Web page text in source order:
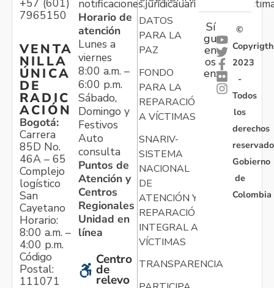
+57 (601)
7965150
VENTA
NILLA
ÚNICA
DE
RADIC
ACIÓN
Bogotá:
Carrera
85D No.
46A – 65
Complejo
logístico
San
Cayetano
Horario:
8:00 a.m. –
4:00 p.m.
Código
Postal:
111071
Horario de
atención
Lunes a
viernes
8:00 a.m. –
6:00 p.m.
Sábado,
Domingo y
Festivos
Auto
consulta
Puntos de
Atención y
Centros
Regionales
Unidad en
línea
Centro
de
relevo
DATOS
PARA LA
PAZ
FONDO
PARA LA
REPARACIÓN
A VÍCTIMAS
SNARIV-
SISTEMA
NACIONAL
DE
ATENCIÓN Y
REPARACIÓN
INTEGRAL A
VÍCTIMAS
TRANSPARENCIA
Sí
gu
en
os
en:
©
Copyrigth
2023
-
Todos
los
derechos
Gobierno
de
Colombia